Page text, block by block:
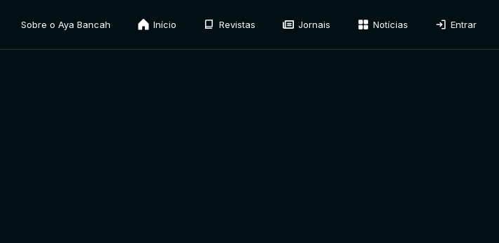
Sobre o Aya Bancah Início Revistas Jornais Notícias Entrar